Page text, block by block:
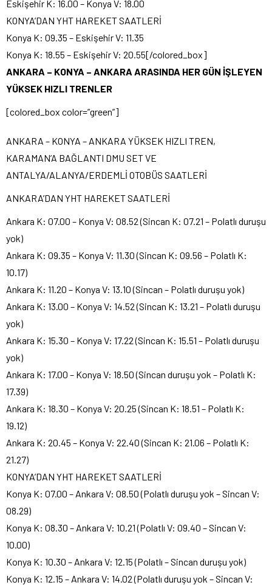
Eskişehir K: 16.00 – Konya V: 18.00
KONYA’DAN YHT HAREKET SAATLERİ
Konya K: 09.35 – Eskişehir V: 11.35
Konya K: 18.55 – Eskişehir V: 20.55[/colored_box]
ANKARA – KONYA – ANKARA ARASINDA HER GÜN İŞLEYEN
YÜKSEK HIZLI TRENLER
[colored_box color=”green”]
ANKARA – KONYA – ANKARA YÜKSEK HIZLI TREN,
KARAMAN’A BAĞLANTI DMU SET VE
ANTALYA/ALANYA/ERDEMLİ OTOBÜS SAATLERİ
ANKARA’DAN YHT HAREKET SAATLERİ
Ankara K: 07.00 – Konya V: 08.52 (Sincan K: 07.21 – Polatlı duruşu
yok)
Ankara K: 09.35 – Konya V: 11.30 (Sincan K: 09.56 – Polatlı K:
10.17)
Ankara K: 11.20 – Konya V: 13.10 (Sincan – Polatlı duruşu yok)
Ankara K: 13.00 – Konya V: 14.52 (Sincan K: 13.21 – Polatlı duruşu
yok)
Ankara K: 15.30 – Konya V: 17.22 (Sincan K: 15.51 – Polatlı duruşu
yok)
Ankara K: 17.00 – Konya V: 18.50 (Sincan duruşu yok – Polatlı K:
17.39)
Ankara K: 18.30 – Konya V: 20.25 (Sincan K: 18.51 – Polatlı K:
19.12)
Ankara K: 20.45 – Konya V: 22.40 (Sincan K: 21.06 – Polatlı K:
21.27)
KONYA’DAN YHT HAREKET SAATLERİ
Konya K: 07.00 – Ankara V: 08.50 (Polatlı duruşu yok – Sincan V:
08.29)
Konya K: 08.30 – Ankara V: 10.21 (Polatlı V: 09.40 – Sincan V:
10.00)
Konya K: 10.30 – Ankara V: 12.15 (Polatlı – Sincan duruşu yok)
Konya K: 12.15 – Ankara V: 14.02 (Polatlı duruşu yok – Sincan V: